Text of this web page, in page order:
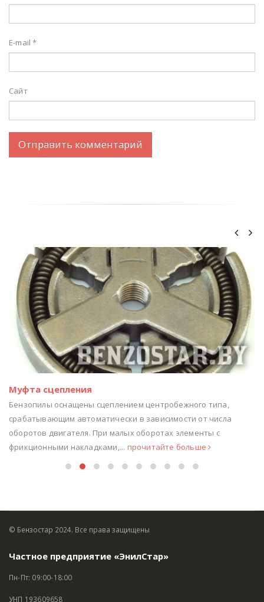
E-mail*
Сайт
Муфта сцепления
Бензопилы оснащены сцеплением центробежного типа,
срабатывающим автоматически в зависимости от числа
оборотов двигателя. При малых оборотах элементы с
фрикционными накладками,... прочитайте больше
© Бензостар 2024. Все права защищены
Частное предприятие «ЭнилСтар»
Пн-Пт: 09:00-18:00
УНП 193609658